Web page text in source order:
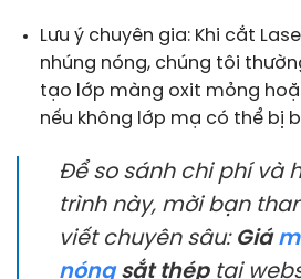
Lưu ý chuyên gia:Khi cắt
nhúng nóng, chúng tôi
tạo lớp màng oxit mỏng
nếu không lớp mạ có thể bị
Để so sánh chi phí và
trình này, mời bạn
viết chuyên sâu: Giá
nóngsắt théptại